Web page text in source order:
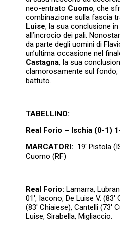
neo-entrato Cuomo, che
combinazione sulla fascia
Luise, la sua conclusione
all’incrocio dei pali.
da parte degli uomini di
un’ultima occasione nel
Castagna, la sua
clamorosamente sul fondo,
battuto.
TABELLINO:
Real Forio – Ischia (0-1)
MARCATORI: 19′ Pistola
Cuomo (RF)
Real Forio:Lamarra,
01′, Iacono, De Luise V.
(83′ Chiaiese), Cantelli (73′
Luise, Sirabella, Migliaccio.